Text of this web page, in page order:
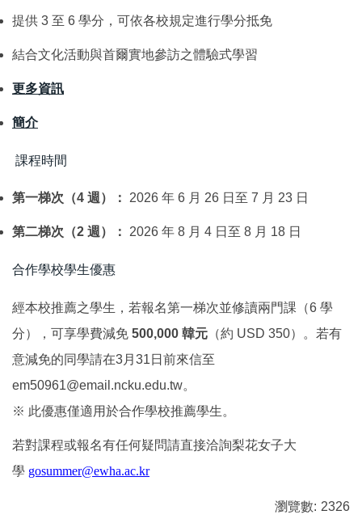
提供 3 至 6 學分，可依各校規定進行學分抵免
結合文化活動與首爾實地參訪之體驗式學習
更多資訊
簡介
課程時間
第一梯次（4 週）： 2026 年 6 月 26 日至 7 月 23 日
第二梯次（2 週）： 2026 年 8 月 4 日至 8 月 18 日
合作學校學生優惠
經本校推薦之學生，若報名第一梯次並修讀兩門課（6 學
分），可享學費減免 500,000 韓元 （約 USD 350）。若有
意減免的同學請在3月31日前來信至
em50961@email.ncku.edu.tw。
※ 此優惠僅適用於合作學校推薦學生。
若對課程或報名有任何疑問請直接洽詢梨花女子大
學 gosummer@ewha.ac.kr
瀏覽數: 2326